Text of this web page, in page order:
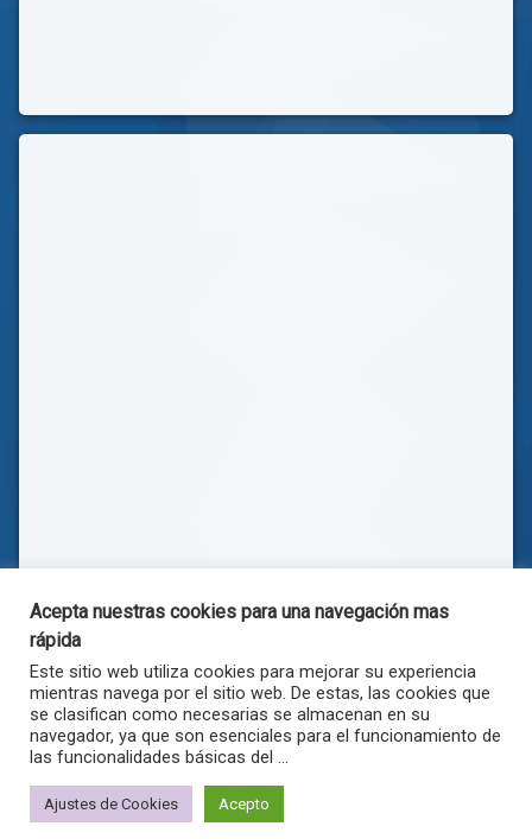
© . Todos los derechos reservados.
Acepta nuestras cookies para una navegación mas
rápida
Este sitio web utiliza cookies para mejorar su experiencia
mientras navega por el sitio web. De estas, las cookies que
se clasifican como necesarias se almacenan en su
navegador, ya que son esenciales para el funcionamiento de
las funcionalidades básicas del ...
Ajustes de Cookies Acepto